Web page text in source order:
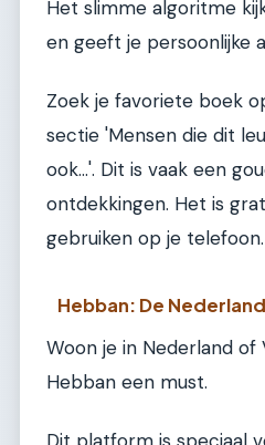
Het slimme algoritme
en geeft je persoonlijke
Zoek je favoriete boek
sectie 'Mensen die dit
ook...'. Dit is vaak een
ontdekkingen. Het is
gebruiken op je telefoon.
Hebban: De
Woon je in Nederland of
Hebban een must.